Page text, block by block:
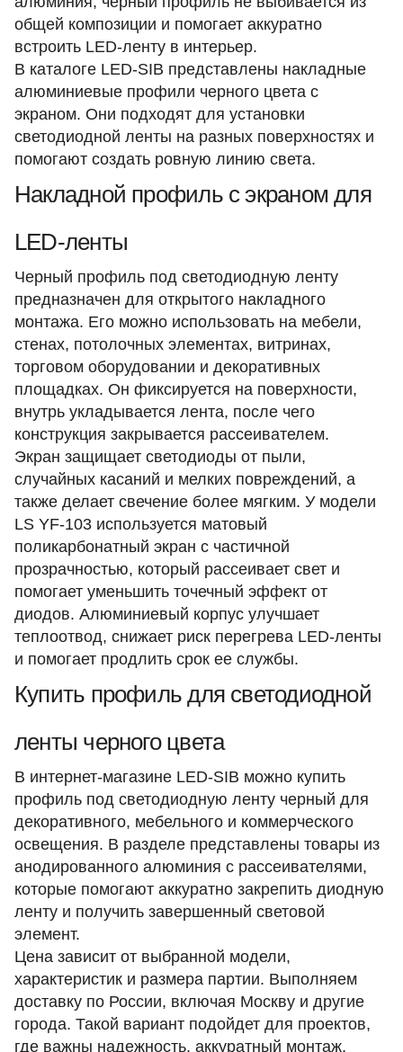
общей композиции и помогает аккуратно
встроить LED-ленту в интерьер.
В каталоге LED-SIB представлены накладные
алюминиевые профили черного цвета с
экраном. Они подходят для установки
светодиодной ленты на разных поверхностях и
помогают создать ровную линию света.
Накладной профиль с экраном для
LED-ленты
Черный профиль под светодиодную ленту
предназначен для открытого накладного
монтажа. Его можно использовать на мебели,
стенах, потолочных элементах, витринах,
торговом оборудовании и декоративных
площадках. Он фиксируется на поверхности,
внутрь укладывается лента, после чего
конструкция закрывается рассеивателем.
Экран защищает светодиоды от пыли,
случайных касаний и мелких повреждений, а
также делает свечение более мягким. У модели
LS YF-103 используется матовый
поликарбонатный экран с частичной
прозрачностью, который рассеивает свет и
помогает уменьшить точечный эффект от
диодов. Алюминиевый корпус улучшает
теплоотвод, снижает риск перегрева LED-ленты
и помогает продлить срок ее службы.
Купить профиль для светодиодной
ленты черного цвета
В интернет-магазине LED-SIB можно купить
профиль под светодиодную ленту черный для
декоративного, мебельного и коммерческого
освещения. В разделе представлены товары из
анодированного алюминия с рассеивателями,
которые помогают аккуратно закрепить диодную
ленту и получить завершенный световой
элемент.
Цена зависит от выбранной модели,
характеристик и размера партии. Выполняем
доставку по России, включая Москву и другие
города. Такой вариант подойдет для проектов,
где важны надежность, аккуратный монтаж,